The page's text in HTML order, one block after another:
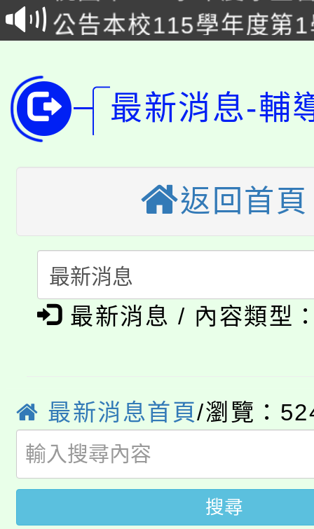
生本土語及新住民語歌
公告本校115學年度第
公告本校115學年度第
代理(課)教師甄選結果(
轉知中國文化大學推廣
《TA101》溝通分析基
程，歡迎學生輔導中心
心理、諮商輔導、社會
系所師生報名參加。
轉知苗栗縣政府辦理
門員」簡章及活動海報
踴躍報名參加。
「桃園市補助參觀特色
義教育推展貢獻獎」
「2026 ART TAIPEI臺
博覽會」之「藝術教育
「2026金融保險知識
車」活動
桃園市115學年度學生
代理(課)教師甄選結果(
公告本校115學年度第
代理(課)教師甄選結果(
轉知中國文化大學推廣
《TA101》溝通分析基
程，歡迎學生輔導中心
轉知苗栗縣政府辦理
縣市「校園短影音徵
桃園市115學年度學生
最新消息-輔
返回首頁
最新消息 / 內容類型
最新消息首頁/瀏覽：
搜尋